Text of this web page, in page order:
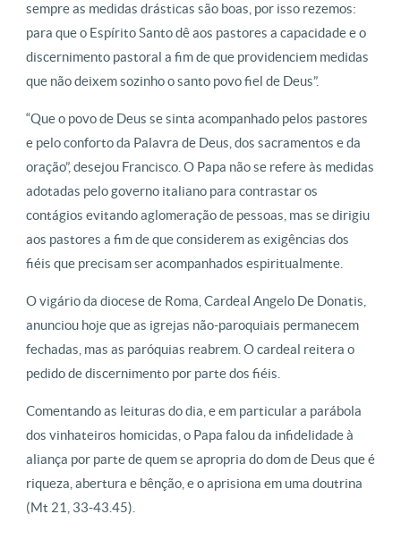
sempre as medidas drásticas são boas, por isso rezemos:
para que o Espírito Santo dê aos pastores a capacidade e o
discernimento pastoral a fim de que providenciem medidas
que não deixem sozinho o santo povo fiel de Deus”.
“Que o povo de Deus se sinta acompanhado pelos pastores
e pelo conforto da Palavra de Deus, dos sacramentos e da
oração”, desejou Francisco. O Papa não se refere às medidas
adotadas pelo governo italiano para contrastar os
contágios evitando aglomeração de pessoas, mas se dirigiu
aos pastores a fim de que considerem as exigências dos
fiéis que precisam ser acompanhados espiritualmente.
O vigário da diocese de Roma, Cardeal Angelo De Donatis,
anunciou hoje que as igrejas não-paroquiais permanecem
fechadas, mas as paróquias reabrem. O cardeal reitera o
pedido de discernimento por parte dos fiéis.
Comentando as leituras do dia, e em particular a parábola
dos vinhateiros homicidas, o Papa falou da infidelidade à
aliança por parte de quem se apropria do dom de Deus que é
riqueza, abertura e bênção, e o aprisiona em uma doutrina
(Mt 21, 33-43.45).